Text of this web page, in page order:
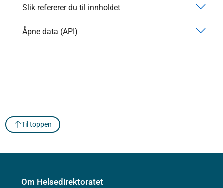
Slik refererer du til innholdet
Åpne data (API)
Til toppen
Om Helsedirektoratet